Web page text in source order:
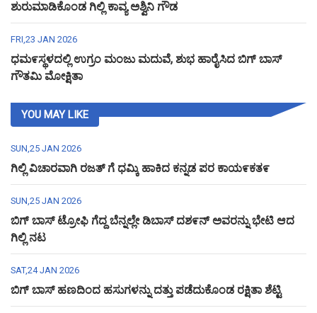
ಶುರುಮಾಡಿಕೊಂಡ ಗಿಲ್ಲಿ ಕಾವ್ಯ ಅಶ್ವಿನಿ ಗೌಡ
FRI,23 JAN 2026
ಧಮ೯ಸ್ಥಳದಲ್ಲಿ ಉಗ್ರಂ ಮಂಜು ಮದುವೆ, ಶುಭ ಹಾರೈಸಿದ ಬಿಗ್ ಬಾಸ್
ಗೌತಮಿ ಮೋಕ್ಷಿತಾ
YOU MAY LIKE
SUN,25 JAN 2026
ಗಿಲ್ಲಿ ವಿಚಾರವಾಗಿ ರಜತ್ ಗೆ ಧಮ್ಕಿ ಹಾಕಿದ ಕನ್ನಡ ಪರ ಕಾಯ೯ಕತ೯
SUN,25 JAN 2026
ಬಿಗ್ ಬಾಸ್ ಟ್ರೋಫಿ ಗೆದ್ದ ಬೆನ್ನಲ್ಲೇ ಡಿಬಾಸ್ ದಶ೯ನ್ ಅವರನ್ನು ಭೇಟಿ ಆದ
ಗಿಲ್ಲಿ ನಟ
SAT,24 JAN 2026
ಬಿಗ್ ಬಾಸ್ ಹಣದಿಂದ ಹಸುಗಳನ್ನು ದತ್ತು ಪಡೆದುಕೊಂಡ ರಕ್ಷಿತಾ ಶೆಟ್ಟಿ